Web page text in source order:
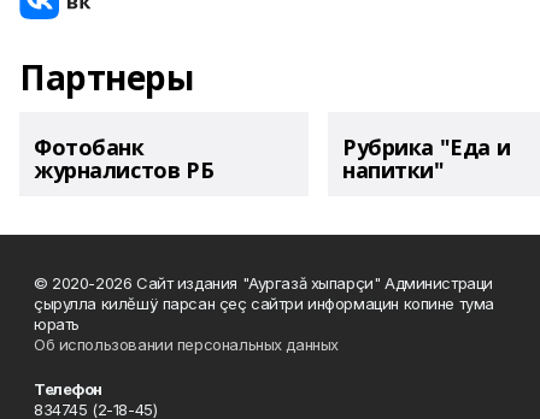
Партнеры
Фотобанк
журналистов РБ
Рубрика "Еда и
напитки"
© 2020-2026 Сайт издания "Аургазă хыпарçи" Администраци
çырулла килĕшÿ парсан çеç сайтри информацин копине тума
юрать
Об использовании персональных данных
Телефон
834745 (2-18-45)